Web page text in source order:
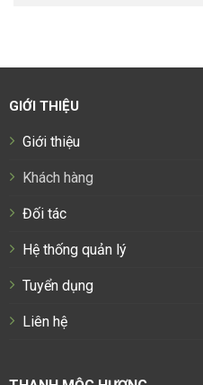
GIỚI THIỆU
Giới thiệu
Khách hàng
Đối tác
Hệ thống quản lý
Tuyển dụng
Liên hệ